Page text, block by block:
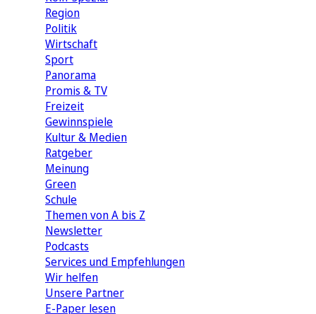
Region
Politik
Wirtschaft
Sport
Panorama
Promis & TV
Freizeit
Gewinnspiele
Kultur & Medien
Ratgeber
Meinung
Green
Schule
Themen von A bis Z
Newsletter
Podcasts
Services und Empfehlungen
Wir helfen
Unsere Partner
E-Paper lesen